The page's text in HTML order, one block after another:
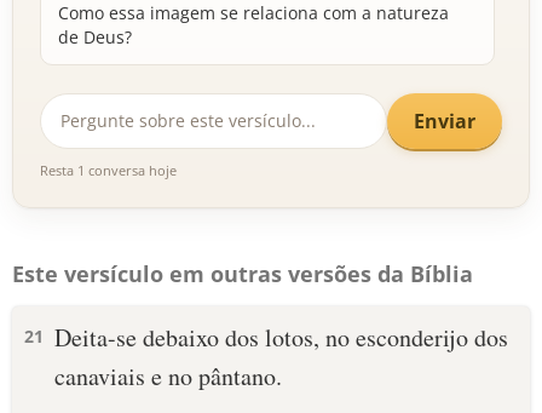
Como essa imagem se relaciona com a natureza
de Deus?
Enviar
Resta 1 conversa hoje
Este versículo em outras versões da Bíblia
21 Deita-se debaixo dos lotos, no esconderijo dos
canaviais e no pântano.